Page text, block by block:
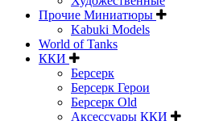
Прочие Миниатюры
Kabuki Models
World of Tanks
ККИ
Берсерк
Берсерк Герои
Берсерк Old
Аксессуары ККИ